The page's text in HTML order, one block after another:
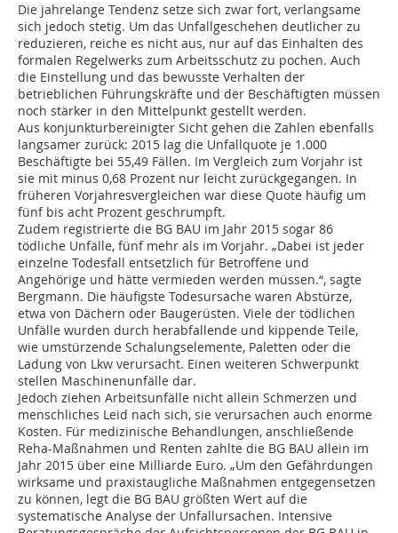
Die jahrelange Tendenz setze sich zwar fort, verlangsame
sich jedoch stetig. Um das Unfallgeschehen deutlicher zu
reduzieren, reiche es nicht aus, nur auf das Einhalten des
formalen Regelwerks zum Arbeitsschutz zu pochen. Auch
die Einstellung und das bewusste Verhalten der
betrieblichen Führungskräfte und der Beschäftigten müssen
noch stärker in den Mittelpunkt gestellt werden.
Aus konjunkturbereinigter Sicht gehen die Zahlen ebenfalls
langsamer zurück: 2015 lag die Unfallquote je 1.000
Beschäftigte bei 55,49 Fällen. Im Vergleich zum Vorjahr ist
sie mit minus 0,68 Prozent nur leicht zurückgegangen. In
früheren Vorjahresvergleichen war diese Quote häufig um
fünf bis acht Prozent geschrumpft.
Zudem registrierte die BG BAU im Jahr 2015 sogar 86
tödliche Unfälle, fünf mehr als im Vorjahr. „Dabei ist jeder
einzelne Todesfall entsetzlich für Betroffene und
Angehörige und hätte vermieden werden müssen.“, sagte
Bergmann. Die häufigste Todesursache waren Abstürze,
etwa von Dächern oder Baugerüsten. Viele der tödlichen
Unfälle wurden durch herabfallende und kippende Teile,
wie umstürzende Schalungselemente, Paletten oder die
Ladung von Lkw verursacht. Einen weiteren Schwerpunkt
stellen Maschinenunfälle dar.
Jedoch ziehen Arbeitsunfälle nicht allein Schmerzen und
menschliches Leid nach sich, sie verursachen auch enorme
Kosten. Für medizinische Behandlungen, anschließende
Reha-Maßnahmen und Renten zahlte die BG BAU allein im
Jahr 2015 über eine Milliarde Euro. „Um den Gefährdungen
wirksame und praxistaugliche Maßnahmen entgegensetzen
zu können, legt die BG BAU größten Wert auf die
systematische Analyse der Unfallursachen. Intensive